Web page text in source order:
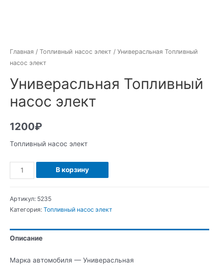
Главная / Топливный насос элект / Универасльная Топливный
насос элект
Универасльная Топливный
насос элект
1200₽
Топливный насос элект
Количество
Универасльная
насос
В корзину
Артикул: 5235
Категория: Топливный насос элект
Описание
Марка автомобиля — Универасльная